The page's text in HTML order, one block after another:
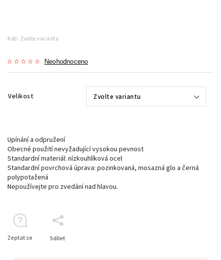
Kód: Zvolte variantu
Neohodnoceno
Velikost
Upínání a odpružení
Obecné použití nevyžadující vysokou pevnost
Standardní materiál: nízkouhlíková ocel
Standardní povrchová úprava: pozinkovaná, mosazná glo a černá
polypotažená
Nepoužívejte pro zvedání nad hlavou.
Zeptat se Sdílet